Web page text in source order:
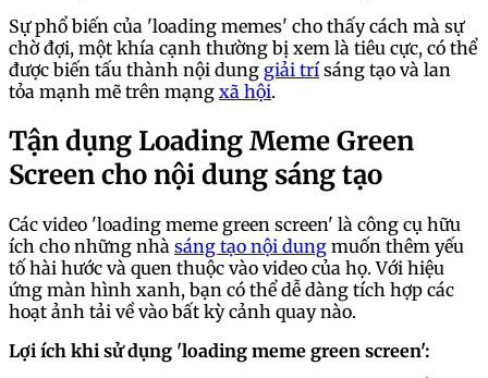
Sự phổ biến của 'loading memes' cho thấy cách mà sự
chờ đợi, một khía cạnh thường bị xem là tiêu cực, có thể
được biến tấu thành nội dung giải trí sáng tạo và lan
tỏa mạnh mẽ trên mạng xã hội.
Tận dụng Loading Meme Green
Screen cho nội dung sáng tạo
Các video 'loading meme green screen' là công cụ hữu
ích cho những nhà sáng tạo nội dung muốn thêm yếu
tố hài hước và quen thuộc vào video của họ. Với hiệu
ứng màn hình xanh, bạn có thể dễ dàng tích hợp các
hoạt ảnh tải về vào bất kỳ cảnh quay nào.
Lợi ích khi sử dụng 'loading meme green screen':